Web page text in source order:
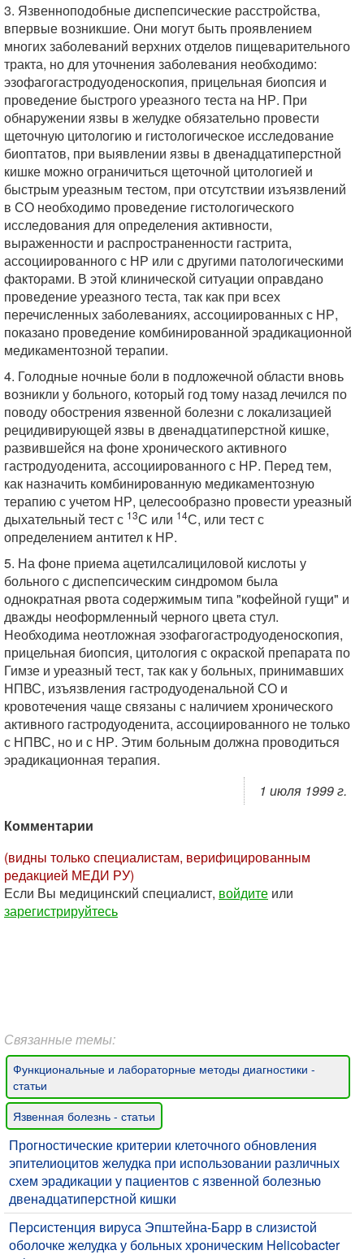
3. Язвенноподобные диспепсические расстройства,
впервые возникшие. Они могут быть проявлением
многих заболеваний верхних отделов пищеварительного
тракта, но для уточнения заболевания необходимо:
эзофагогастродуоденоскопия, прицельная биопсия и
проведение быстрого уреазного теста на НР. При
обнаружении язвы в желудке обязательно провести
щеточную цитологию и гистологическое исследование
биоптатов, при выявлении язвы в двенадцатиперстной
кишке можно ограничиться щеточной цитологией и
быстрым уреазным тестом, при отсутствии изъязвлений
в СО необходимо проведение гистологического
исследования для определения активности,
выраженности и распространенности гастрита,
ассоциированного с НР или с другими патологическими
факторами. В этой клинической ситуации оправдано
проведение уреазного теста, так как при всех
перечисленных заболеваниях, ассоциированных с НР,
показано проведение комбинированной эрадикационной
медикаментозной терапии.
4. Голодные ночные боли в подложечной области вновь
возникли у больного, который год тому назад лечился по
поводу обострения язвенной болезни с локализацией
рецидивирующей язвы в двенадцатиперстной кишке,
развившейся на фоне хронического активного
гастродуоденита, ассоциированного с НР. Перед тем,
как назначить комбинированную медикаментозную
терапию с учетом НР, целесообразно провести уреазный
дыхательный тест с 13С или 14С, или тест с
определением антител к НР.
5. На фоне приема ацетилсалициловой кислоты у
больного с диспепсическим синдромом была
однократная рвота содержимым типа "кофейной гущи" и
дважды неоформленный черного цвета стул.
Необходима неотложная эзофагогастродуоденоскопия,
прицельная биопсия, цитология с окраской препарата по
Гимзе и уреазный тест, так как у больных, принимавших
НПВС, изъязвления гастродуоденальной СО и
кровотечения чаще связаны с наличием хронического
активного гастродуоденита, ассоциированного не только
с НПВС, но и с НР. Этим больным должна проводиться
эрадикационная терапия.
1 июля 1999 г.
Комментарии
(видны только специалистам, верифицированным
редакцией МЕДИ РУ)
Если Вы медицинский специалист, войдите или
зарегистрируйтесь
Связанные темы:
Функциональные и лабораторные методы диагностики -
статьи
Язвенная болезнь - статьи
Прогностические критерии клеточного обновления
эпителиоцитов желудка при использовании различных
схем эрадикации у пациентов с язвенной болезнью
двенадцатиперстной кишки
Персистенция вируса Эпштейна-Барр в слизистой
оболочке желудка у больных хроническим Helicobacter